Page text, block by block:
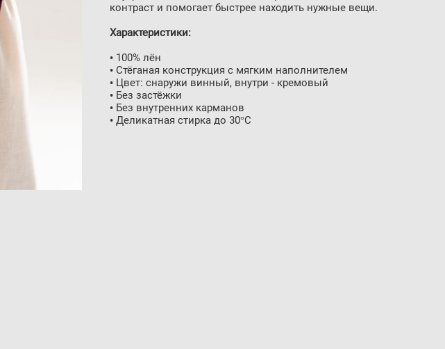
контраст и помогает быстрее находить нужные вещи.
Характеристики:
• 100% лён
• Стёганая конструкция с мягким наполнителем
• Цвет: снаружи винный, внутри - кремовый
• Без застёжки
• Без внутренних карманов
• Деликатная стирка до 30°C